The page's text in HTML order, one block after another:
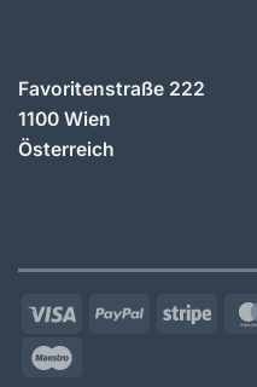
Favoritenstraße 222
1100 Wien
Österreich
Visa PayPal Stripe